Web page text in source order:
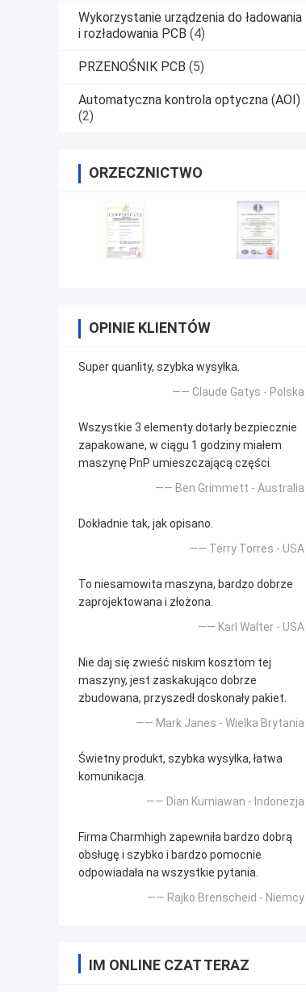
Wykorzystanie urządzenia do ładowania
i rozładowania PCB (4)
PRZENOŚNIK PCB (5)
Automatyczna kontrola optyczna (AOI)
(2)
ORZECZNICTWO
OPINIE KLIENTÓW
Super quanlity, szybka wysyłka.
—— Claude Gatys - Polska
Wszystkie 3 elementy dotarły bezpiecznie
zapakowane, w ciągu 1 godziny miałem
maszynę PnP umieszczającą części.
—— Ben Grimmett - Australia
Dokładnie tak, jak opisano.
—— Terry Torres - USA
To niesamowita maszyna, bardzo dobrze
zaprojektowana i złożona.
—— Karl Walter - USA
Nie daj się zwieść niskim kosztom tej
maszyny, jest zaskakująco dobrze
zbudowana, przyszedł doskonały pakiet.
—— Mark Janes - Wielka Brytania
Świetny produkt, szybka wysyłka, łatwa
komunikacja.
—— Dian Kurniawan - Indonezja
Firma Charmhigh zapewniła bardzo dobrą
obsługę i szybko i bardzo pomocnie
odpowiadała na wszystkie pytania.
—— Rajko Brenscheid - Niemcy
IM ONLINE CZAT TERAZ